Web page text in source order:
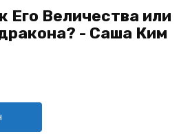
Величества или
- Саша Ким